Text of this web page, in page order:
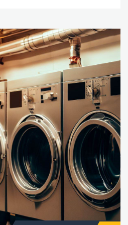
في مجفف هوفر، حيث تساعد في
والغبار من الملابس والأقمشة.
بانتظام لضمان عدم انسدادها،
الشوائب اليدوياً أو باستخدام
يجب تنظيف باب المجفف بانتظام
أوساخ أو بقع عليه، ويمكن
لتنظيف الباب. تنظيف الداخل:
الجهاز بشكل دوري، وذلك
وجافة، ويجب تجنب استخدام
قوية. فحص الأنابيب والمنافذ:
بانتظام للتأكد من عدم وجود أي
استخدام مكنسة لإزالة الغبار
فحص حزام المجفف بانتظام
أو تآكل، ويجب استبدال الحزام إذا
الفلاتر: يجب تنظيف الفلاتر